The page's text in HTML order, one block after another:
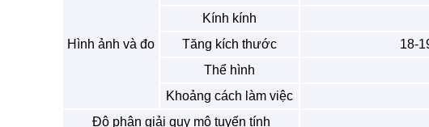
Hình ảnh và đo
Kính kính
Tăng kích thước
18-
Thể hình
Khoảng cách làm việc
Độ phân giải quy mô tuyến tính